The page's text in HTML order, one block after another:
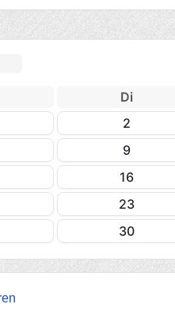
Di
2
9
16
23
30